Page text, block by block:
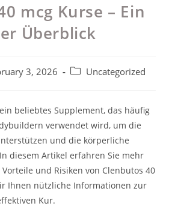
mcg Kurse – Ein
Überblick
3, 2026
PostUncategorized
beliebtes Supplement, das häufig
verwendet wird, um die
und die körperliche
diesem Artikel erfahren Sie mehr
und Risiken von Clenbutos 40
Ihnen nützliche Informationen zur
Kur.